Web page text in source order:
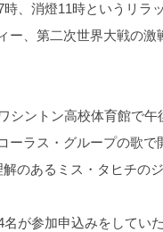
、消燈11時というリラ
ー、第二次世界大戦の
シントン高校体育館で
ーラス・グループの歌
のあるミス・タヒチの
が参加申込みをしてい